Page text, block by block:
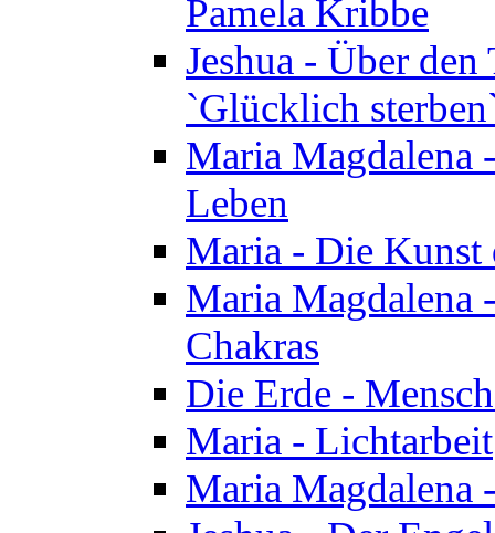
Pamela Kribbe
Jeshua - Über
`Glücklich
Maria Magdalena
Leben
Maria - Die Kunst
Maria Magdalena
Chakras
Die Erde -
Maria - Lichtarbeit
Maria Magdalena